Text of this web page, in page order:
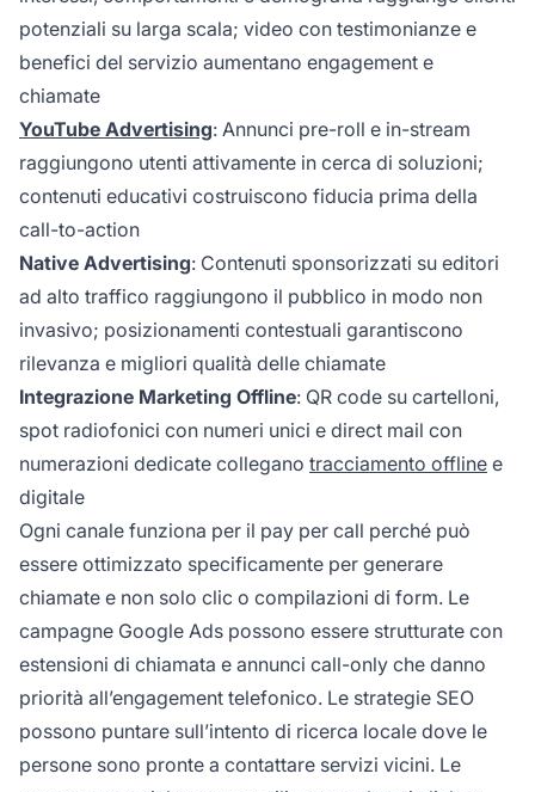
potenziali su larga scala; video con testimonianze e
benefici del servizio aumentano engagement e
chiamate
YouTube Advertising: Annunci pre-roll e in-stream
raggiungono utenti attivamente in cerca di soluzioni;
contenuti educativi costruiscono fiducia prima della
call-to-action
Native Advertising: Contenuti sponsorizzati su editori
ad alto traffico raggiungono il pubblico in modo non
invasivo; posizionamenti contestuali garantiscono
rilevanza e migliori qualità delle chiamate
Integrazione Marketing Offline: QR code su cartelloni,
spot radiofonici con numeri unici e direct mail con
numerazioni dedicate collegano tracciamento offline e
digitale
Ogni canale funziona per il pay per call perché può
essere ottimizzato specificamente per generare
chiamate e non solo clic o compilazioni di form. Le
campagne Google Ads possono essere strutturate con
estensioni di chiamata e annunci call-only che danno
priorità all’engagement telefonico. Le strategie SEO
possono puntare sull’intento di ricerca locale dove le
persone sono pronte a contattare servizi vicini. Le